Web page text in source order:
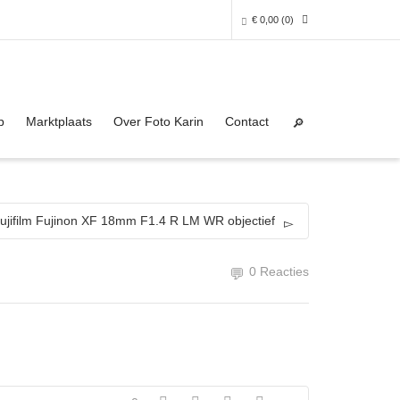
€ 0,00 (0)
NAAR DE SHOP
Marktplaats Over Foto Karin Contact
Fujinon XF 18mm F1.4 R LM WR objectief
0 Reacties